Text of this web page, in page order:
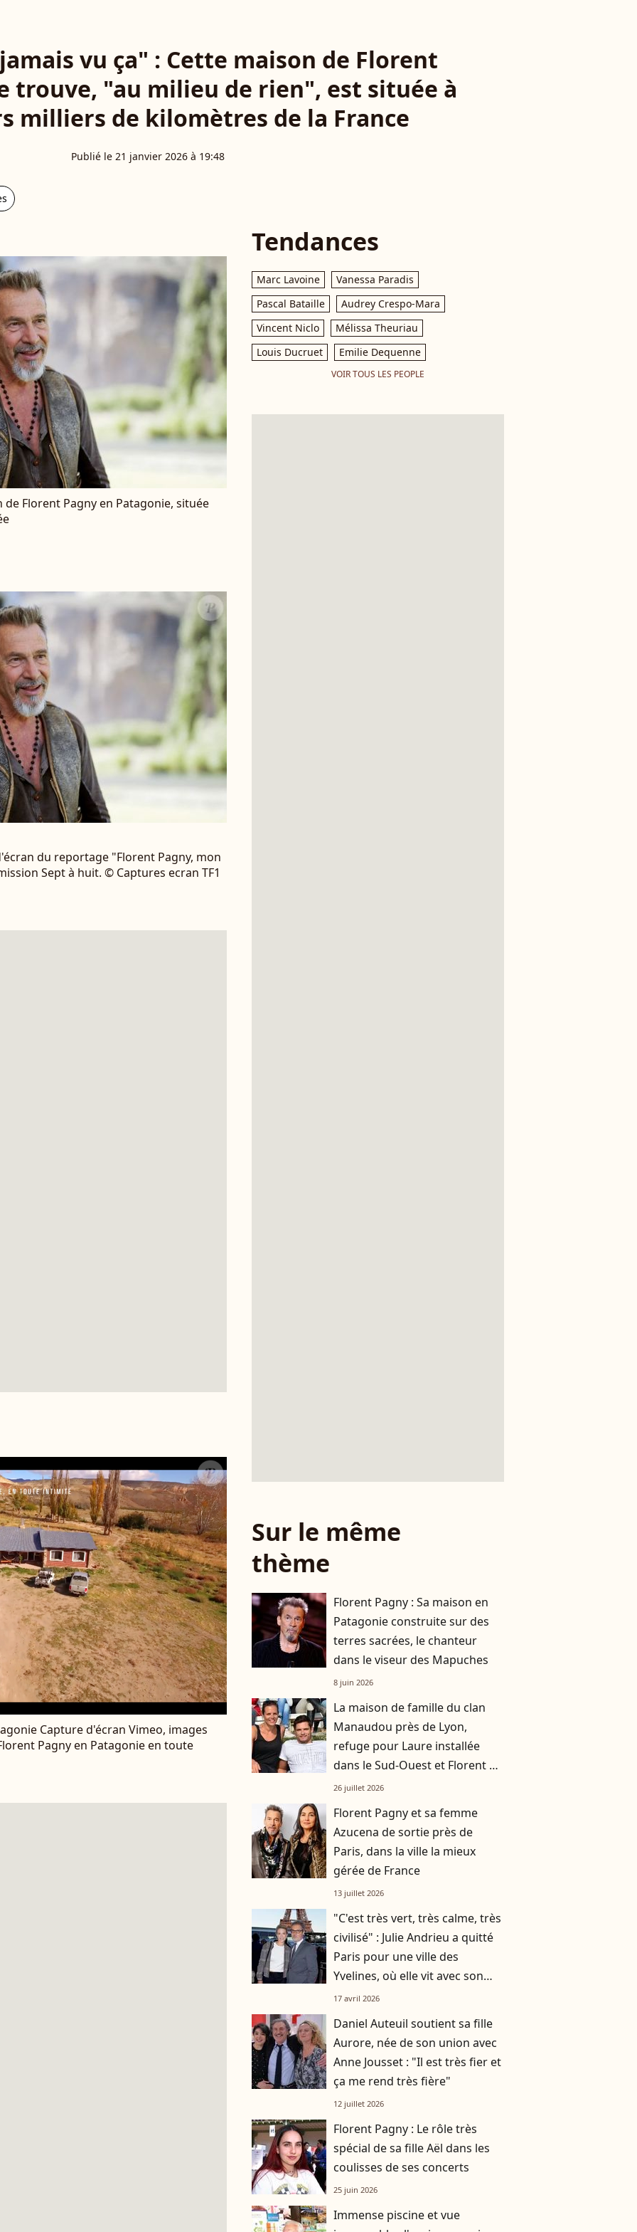
vu ça" : Cette maison de Florent
trouve, "au milieu de rien", est située à
milliers de kilomètres de la France
Publié le 21 janvier 2026 à 19:48
de Florent Pagny en Patagonie, située
du reportage "Florent Pagny, mon
Sept à huit. © Captures ecran TF1
Capture d'écran Vimeo, images
Pagny en Patagonie en toute
Tendances
Marc Lavoine
Vanessa Paradis
Pascal Bataille
Audrey Crespo-Mara
Vincent Niclo
Mélissa Theuriau
Louis Ducruet
Emilie Dequenne
VOIR TOUS LES PEOPLE
Sur le même
thème
Florent Pagny : Sa maison en
Patagonie construite sur des
terres sacrées, le chanteur
dans le viseur des Mapuches
8 juin 2026
La maison de famille du clan
Manaudou près de Lyon,
refuge pour Laure installée
dans le Sud-Ouest et Florent à
Marseille
26 juillet 2026
Florent Pagny et sa femme
Azucena de sortie près de
Paris, dans la ville la mieux
gérée de France
13 juillet 2026
"C'est très vert, très calme, très
civilisé" : Julie Andrieu a quitté
Paris pour une ville des
Yvelines, où elle vit avec son
mari et leurs deux enfants
17 avril 2026
Daniel Auteuil soutient sa fille
Aurore, née de son union avec
Anne Jousset : "Il est très fier et
ça me rend très fière"
12 juillet 2026
Florent Pagny : Le rôle très
spécial de sa fille Aël dans les
coulisses de ses concerts
25 juin 2026
Immense piscine et vue